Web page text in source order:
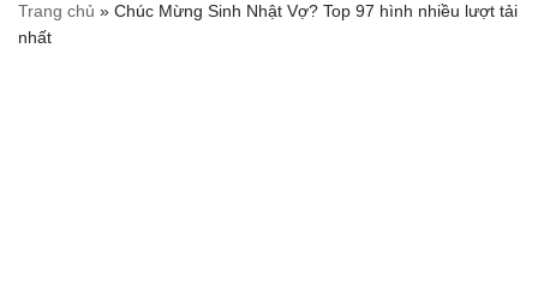
Trang chủ » Chúc Mừng Sinh Nhật Vợ? Top 97 hình nhiều lượt tải
nhất